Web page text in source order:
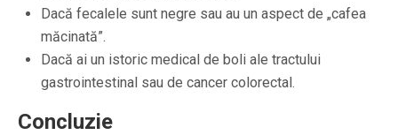
Dacă fecalele sunt negre sau au un aspect de „cafea
măcinată”.
Dacă ai un istoric medical de boli ale tractului
gastrointestinal sau de cancer colorectal.
Concluzie